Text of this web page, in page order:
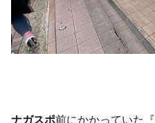
ナガスポ前にかかっていた『